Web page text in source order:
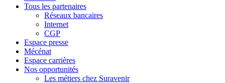
Tous les partenaires
Réseaux bancaires
Internet
CGP
Espace presse
Mécénat
Espace carrières
Nos opportunités
Les métiers chez Suravenir